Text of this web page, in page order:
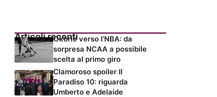
Articoli recentiOkorie verso l’NBA: da
sorpresa NCAA a possibile
scelta al primo giro
Clamoroso spoiler Il
Paradiso 10: riguarda
Umberto e Adelaide